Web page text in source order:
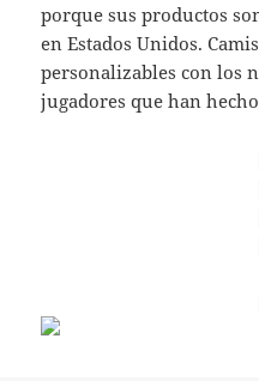
porque sus productos
en Estados Unidos.
personalizables con los
jugadores que han